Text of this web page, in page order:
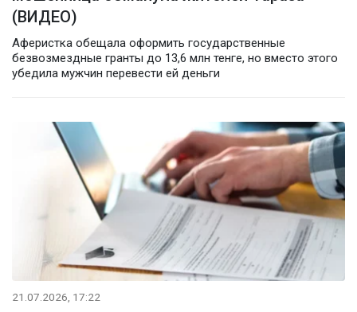
(ВИДЕО)
Аферистка обещала оформить государственные
безвозмездные гранты до 13,6 млн тенге, но вместо этого
убедила мужчин перевести ей деньги
21.07.2026, 17:22